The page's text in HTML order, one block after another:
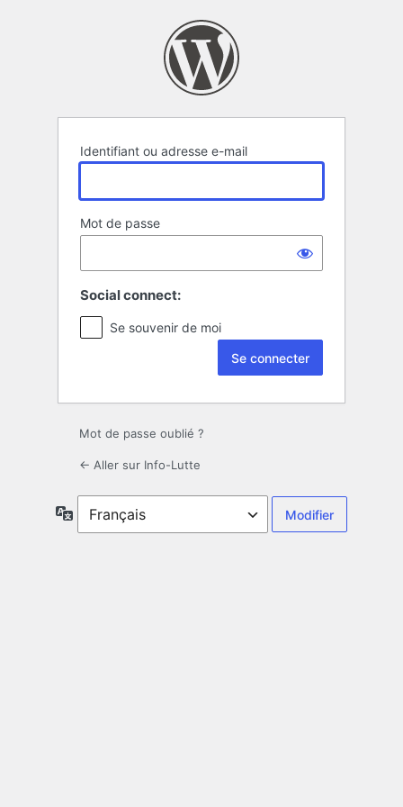
Identifiant ou adresse e-mail
Mot de passe
Social connect:
Se souvenir de moi
Mot de passe oublié ?
← Aller sur Info-Lutte
Langue